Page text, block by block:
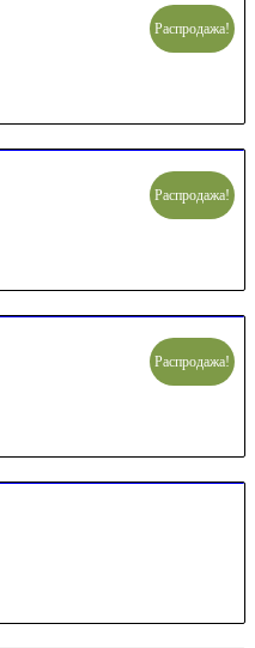
Распродажа!
Распродажа!
Распродажа!